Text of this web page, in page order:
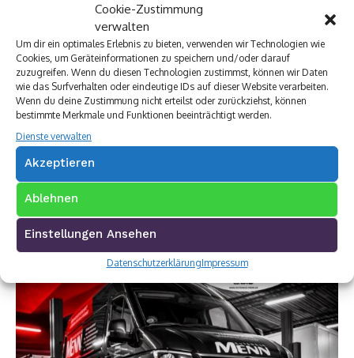
Cookie-Zustimmung
verwalten
Um dir ein optimales Erlebnis zu bieten, verwenden wir Technologien wie
Cookies, um Geräteinformationen zu speichern und/oder darauf
zuzugreifen. Wenn du diesen Technologien zustimmst, können wir Daten
wie das Surfverhalten oder eindeutige IDs auf dieser Website verarbeiten.
Wenn du deine Zustimmung nicht erteilst oder zurückziehst, können
bestimmte Merkmale und Funktionen beeinträchtigt werden.
Dienste verwalten
Akzeptieren
Ablehnen
Einstellungen Ansehen
DatenschutzerklärungImpressum